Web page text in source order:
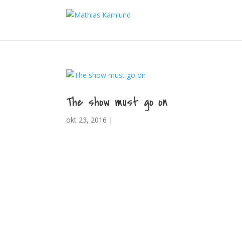
The show must go on
okt 23, 2016 |